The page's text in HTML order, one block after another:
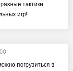
тактики.
игр!
погрузиться в